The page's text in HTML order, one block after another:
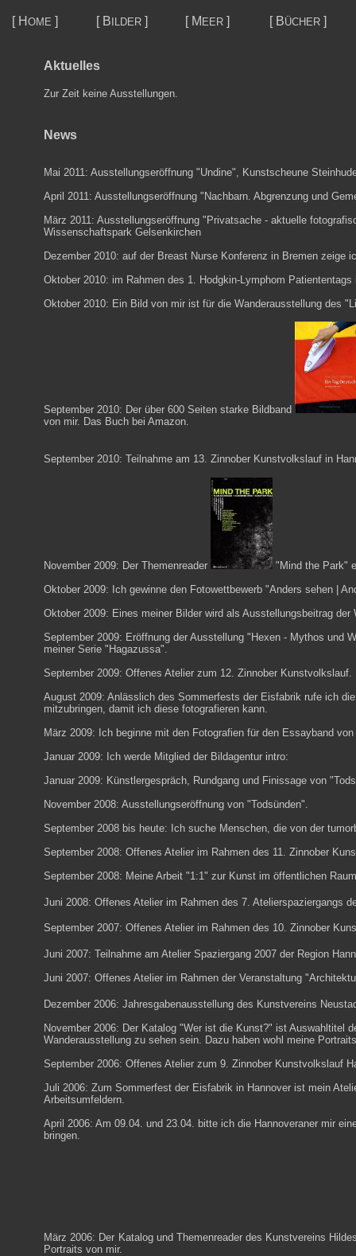
[ H OME ] [ B ILDER ] [ M EER ] [ BÜCHER ]
Aktuelles
Zur Zeit keine Ausstellungen.
News
Mai 2011: Ausstellungseröffnung "Undine", Kunstscheune
April 2011: Ausstellungseröffnung "Nachbarn. Abgrenzung und
März 2011: Ausstellungseröffnung "Privatsache - aktuelle
Wissenschaftspark Gelsenkirchen
Dezember 2010: auf der Breast Nurse Konferenz in Bremen zeige
Oktober 2010: im Rahmen des 1. Hodgkin-Lymphom Patiententags
Oktober 2010: Ein Bild von mir ist für die Wanderausstellung des
September 2010: Der über 600 Seiten starke Bildband
von mir. Das Buch bei Amazon.
September 2010: Teilnahme am 13. Zinnober Kunstvolkslauf in
November 2009: Der Themenreader " Mind the Park"
Oktober 2009: Ich gewinne den Fotowettbewerb "Anders sehen |
Oktober 2009: Eines meiner Bilder wird als Ausstellungsbeitrag
September 2009: Eröffnung der Ausstellung " Hexen - Mythos und
meiner Serie "Hagazussa".
September 2009: Offenes Atelier zum 12. Zinnober Kunstvolkslauf.
August 2009: Anlässlich des Sommerfests der Eisfabrik rufe ich
mitzubringen, damit ich diese fotografieren kann.
März 2009: Ich beginne mit den Fotografien für den Essayband
Januar 2009: Ich werde Mitglied der Bildagentur intro:
Januar 2009: Künstlergespräch, Rundgang und Finissage von
November 2008: Ausstellungseröffnung von "Todsünden".
September 2008 bis heute: Ich suche Menschen, die von der
September 2008: Offenes Atelier im Rahmen des 11. Zinnober
September 2008: Meine Arbeit "1:1" zur Kunst im öffentlichen
Juni 2008: Offenes Atelier im Rahmen des 7. Atelierspaziergangs
September 2007: Offenes Atelier im Rahmen des 10. Zinnober
Juni 2007: Teilnahme am Atelier Spaziergang 2007 der Region
Juni 2007: Offenes Atelier im Rahmen der Veranstaltung
Dezember 2006: Jahresgabenausstellung des Kunstvereins
November 2006: Der Katalog "Wer ist die Kunst?" ist Auswahltitel
Wanderausstellung zu sehen sein. Dazu haben wohl meine
September 2006: Offenes Atelier zum 9. Zinnober Kunstvolkslauf
Juli 2006: Zum Sommerfest der Eisfabrik in Hannover ist mein
Arbeitsumfeldern.
April 2006: Am 09.04. und 23.04. bitte ich die Hannoveraner mir
bringen.
März 2006: Der Katalog und Themenreader des Kunstvereins
Portraits von mir.